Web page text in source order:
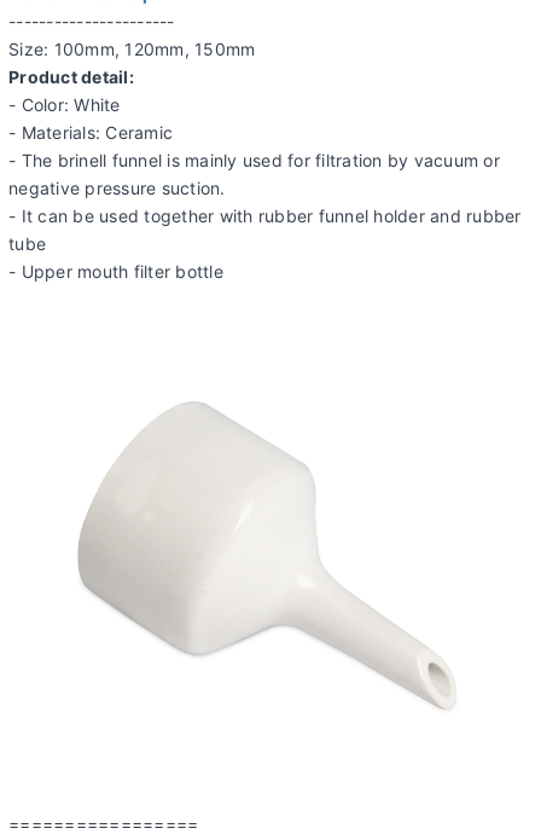
----------------------
Size: 100mm, 120mm, 150mm
Product detail:
- Color: White
- Materials: Ceramic
- The brinell funnel is mainly used for filtration by vacuum or
negative pressure suction.
- It can be used together with rubber funnel holder and rubber
tube
- Upper mouth filter bottle
=================